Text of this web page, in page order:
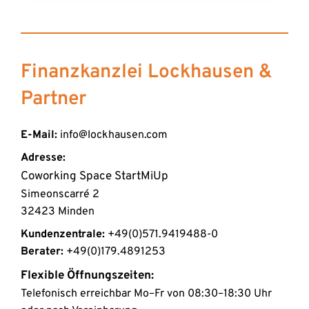
Bedürfnissen und dem Risiko, dem Sie ausgesetzt
sind, entspricht.
Finanzkanzlei Lockhausen &
Partner
E-Mail: info@lockhausen.com
Adresse:
Coworking Space StartMiUp
Simeonscarré 2
32423 Minden
Kundenzentrale: +49(0)571.9419488-0
Berater: +49(0)179.4891253
Flexible Öffnungszeiten:
Telefonisch erreichbar Mo–Fr von 08:30–18:30 Uhr